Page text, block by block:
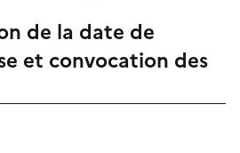
de la date de
et convocation des